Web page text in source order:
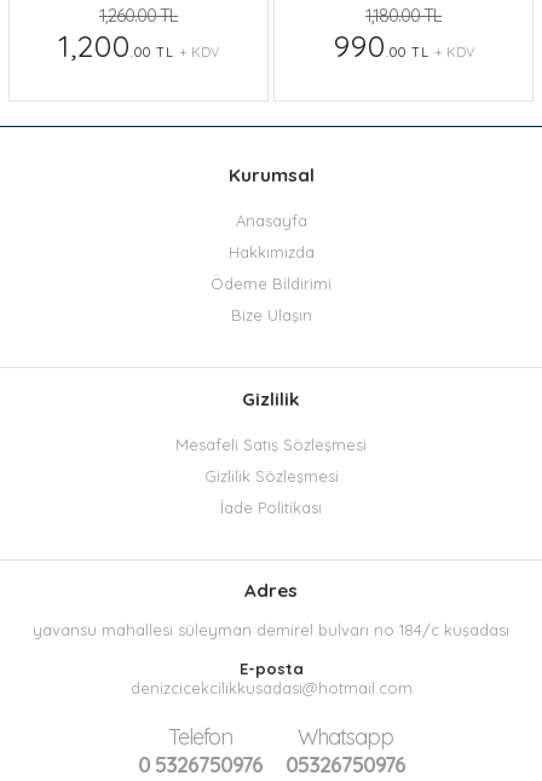
1,260.00 TL
1,200.00 TL + KDV
1,180.00 TL
990.00 TL + KDV
Kurumsal
Anasayfa
Hakkımızda
Ödeme Bildirimi
Bize Ulaşın
Gizlilik
Mesafeli Satış Sözleşmesi
Gizlilik Sözleşmesi
İade Politikası
Adres
yavansu mahallesi süleyman demirel bulvarı no 184/c kuşadası
E-posta
denizcicekcilikkusadasi@hotmail.com
Telefon
0 5326750976
Whatsapp
05326750976